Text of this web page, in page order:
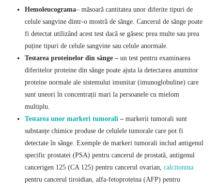
Hemoleucograma– măsoară cantitatea unor diferite tipuri de
celule sangvine dintr-o mostră de sânge. Cancerul de sânge poate
fi detectat utilizând acest test dacă se găsesc prea multe sau prea
puține tipuri de celule sangvine sau celule anormale.
Testarea proteinelor din sânge – un test pentru examinarea
diferitelor proteine din sânge poate ajuta la detectarea anumitor
proteine normale ale sistemului imunitar (imunoglobuline) care
sunt uneori în concentrații mari la persoanele cu mielom
multiplu.
Testarea unor markeri tumorali– markerii tumorali sunt
substanțe chimice produse de celulele tumorale care pot fi
detectate în sânge. Exemple de markeri tumorali includ antigenul
specific prostatei (PSA) pentru cancerul de prostată, antigenul
cancerigen 125 (CA 125) pentru cancerul ovarian, calcitonina
pentru cancerul tiroidian, alfa-fetoproteina (AFP) pentru